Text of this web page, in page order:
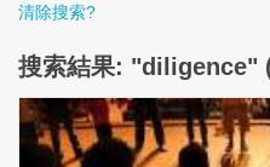
清除搜索?
搜索結果: "diligence"